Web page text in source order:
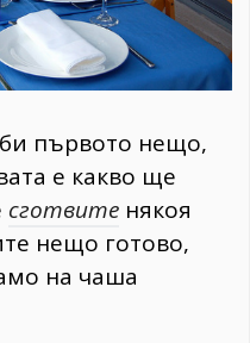
първото нещо,
е какво ще
сготвите някоя
нещо готово,
на чаша